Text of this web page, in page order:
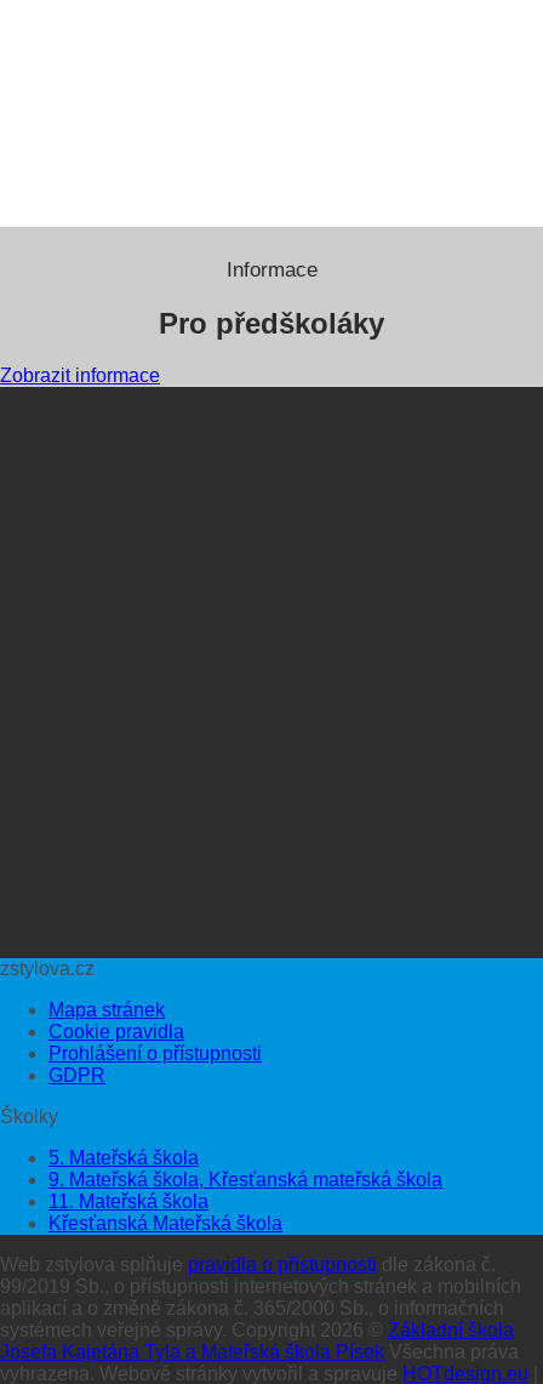
Informace
Pro předškoláky
Zobrazit informace
zstylova.cz
Mapa stránek
Cookie pravidla
Prohlášení o přístupnosti
GDPR
Školky
5. Mateřská škola
9. Mateřská škola, Křesťanská mateřská škola
11. Mateřská škola
Křesťanská Mateřská škola
Web zstylova splňuje pravidla o přístupnosti dle zákona č.
99/2019 Sb., o přístupnosti internetových stránek a mobilních
aplikací a o změně zákona č. 365/2000 Sb., o informačních
systémech veřejné správy. Copyright 2026 © Základní škola
Josefa Kajetána Tyla a Mateřská škola Písek Všechna práva
vyhrazena. Webové stránky vytvořil a spravuje HOTdesign.eu